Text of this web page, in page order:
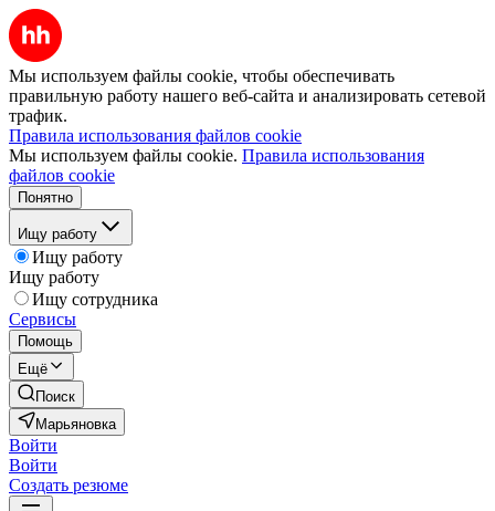
Мы используем файлы cookie, чтобы обеспечивать
правильную работу нашего веб-сайта и анализировать сетевой
трафик.
Правила использования файлов cookie
Мы используем файлы cookie. Правила использования
файлов cookie
Понятно
Ищу работу
Ищу работу
Ищу работу
Ищу сотрудника
Сервисы
Помощь
Ещё
Поиск
Марьяновка
Войти
Войти
Создать резюме